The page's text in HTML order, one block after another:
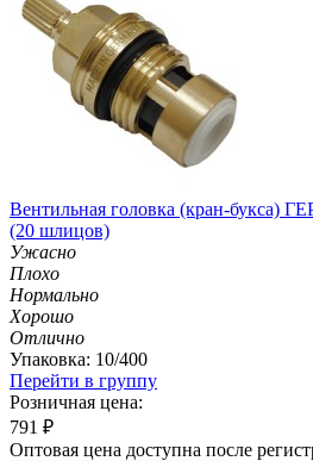
Вентильная головка (кран-букса)
(20 шлицов)
Ужасно
Плохо
Нормально
Хорошо
Отлично
Упаковка: 10/400
Перейти в группу
Розничная цена:
791 ₽
Оптовая цена доступна после